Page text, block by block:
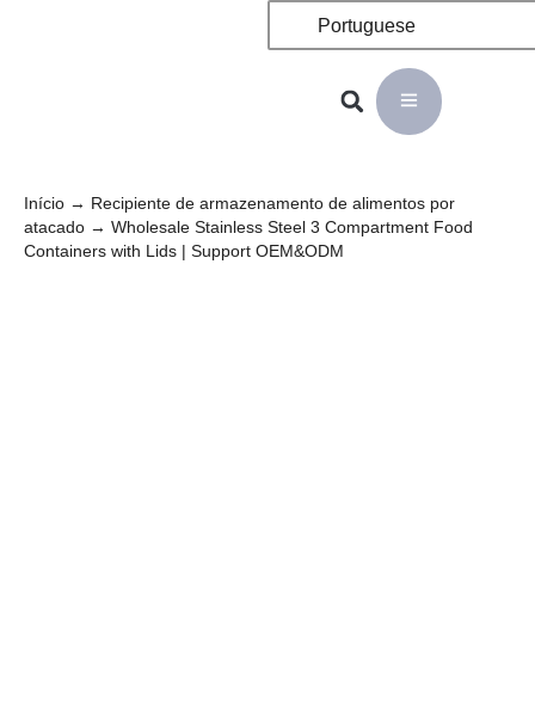
Portuguese
Início → Recipiente de armazenamento de alimentos por
atacado → Wholesale Stainless Steel 3 Compartment Food
Containers with Lids | Support OEM&ODM